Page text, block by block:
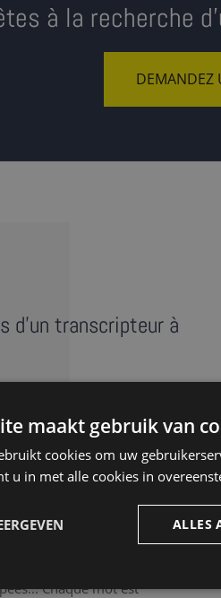
à la recherche
DEMANDEZ
d'un transcripteur à
réunion, entretien ou
» reprend au mot
‘euh’. Nos transcripteurs à
si vous souhaitez
Les tics de langage, les
Chaque mot est
maakt gebruik van
cookies om uw
u in met alle cookies in
ALLES